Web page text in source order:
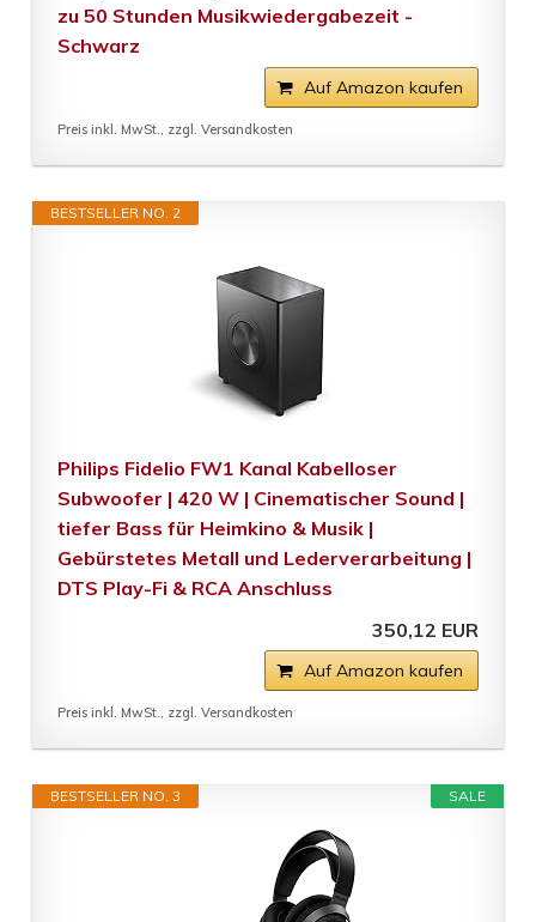
zu 50 Stunden Musikwiedergabezeit -
Schwarz
Auf Amazon kaufen
Preis inkl. MwSt., zzgl. Versandkosten
BESTSELLER NO. 2
Philips Fidelio FW1 Kanal Kabelloser
Subwoofer | 420 W | Cinematischer Sound |
tiefer Bass für Heimkino & Musik |
Gebürstetes Metall und Lederverarbeitung |
DTS Play-Fi & RCA Anschluss
350,12 EUR
Auf Amazon kaufen
Preis inkl. MwSt., zzgl. Versandkosten
SALE
BESTSELLER NO. 3